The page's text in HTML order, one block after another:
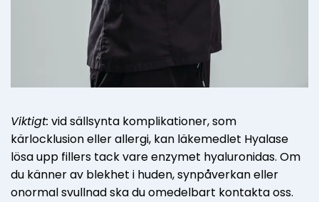
Viktigt: vid sällsynta komplikationer, som
kärlocklusion eller allergi, kan läkemedlet Hyalase
lösa upp fillers tack vare enzymet hyaluronidas. Om
du känner av blekhet i huden, synpåverkan eller
onormal svullnad ska du omedelbart kontakta oss.